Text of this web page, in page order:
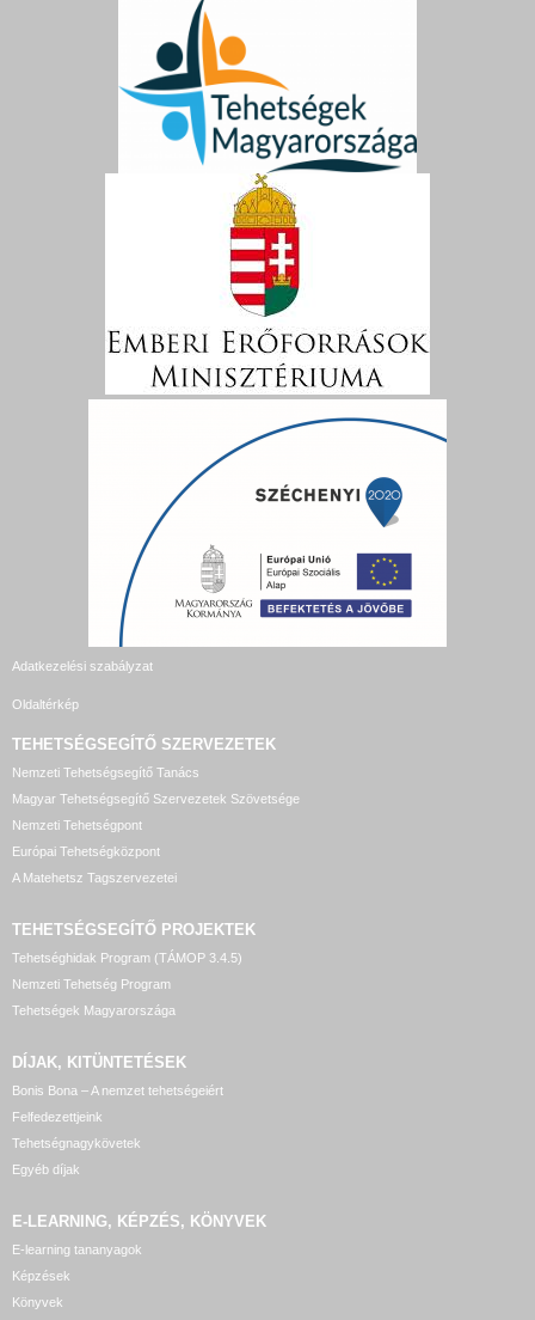
Adatkezelési szabályzat
Oldaltérkép
TEHETSÉGSEGÍTŐ SZERVEZETEK
Nemzeti Tehetségsegítő Tanács
Magyar Tehetségsegítő Szervezetek Szövetsége
Nemzeti Tehetségpont
Európai Tehetségközpont
A Matehetsz Tagszervezetei
TEHETSÉGSEGÍTŐ PROJEKTEK
Tehetséghidak Program (TÁMOP 3.4.5)
Nemzeti Tehetség Program
Tehetségek Magyarországa
DÍJAK, KITÜNTETÉSEK
Bonis Bona – A nemzet tehetségeiért
Felfedezettjeink
Tehetségnagykövetek
Egyéb díjak
E-LEARNING, KÉPZÉS, KÖNYVEK
E-learning tananyagok
Képzések
Könyvek